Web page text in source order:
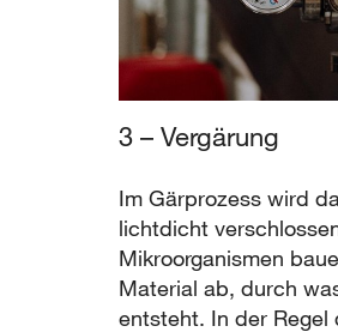
3 – Vergärung
Im Gärprozess wird
lichtdicht
Mikroorganismen
Material ab, durch
entsteht. In der Regel